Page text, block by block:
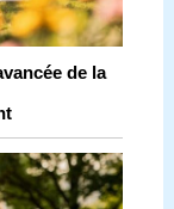
de la